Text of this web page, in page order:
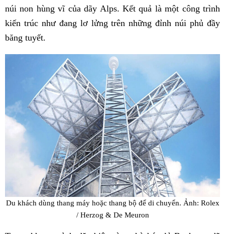
núi non hùng vĩ của dãy Alps. Kết quả là một công trình
kiến ​​trúc như đang lơ lửng trên những đỉnh núi phủ đầy
băng tuyết.
Du khách dùng thang máy hoặc thang bộ để di chuyển. Ảnh: Rolex
/ Herzog & De Meuron